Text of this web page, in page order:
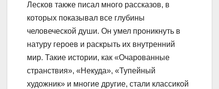
Лесков также писал много рассказов, в
которых показывал все глубины
человеческой души. Он умел проникнуть в
натуру героев и раскрыть их внутренний
мир. Такие истории, как «Очарованные
странствия», «Некуда», «Тупейный
художник» и многие другие, стали классикой